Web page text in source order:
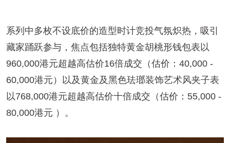
系列中多枚不设底价的造型时计竞投气氛炽热，吸引
藏家踊跃参与，焦点包括独特黄金胡桃形钱包表以
960,000港元超越高估价16倍成交（估价：40,000 -
60,000港元）以及黄金及黑色珐瑯装饰艺术风夹子表
以768,000港元超越高估价十倍成交（估价：55,000 -
80,000港元 ）。